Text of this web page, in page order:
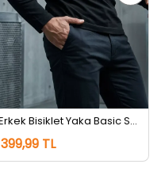
Erkek Bisiklet Yaka Basic Sweatshirt Siyah
399,99 TL